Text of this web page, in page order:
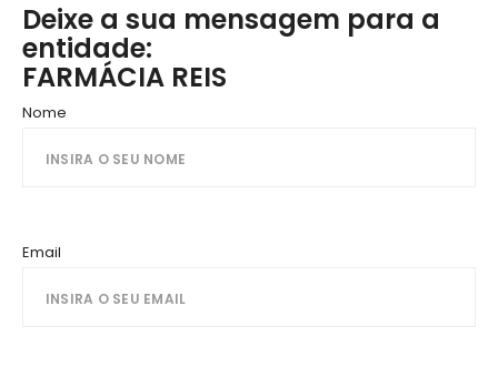
Deixe a sua mensagem para a
entidade:
FARMÁCIA REIS
Nome
Email